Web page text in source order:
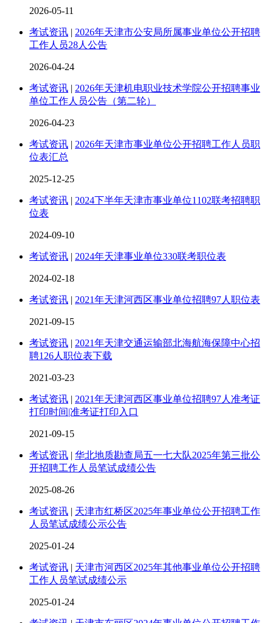
2026-05-11
考试资讯 | 2026年天津市公安局所属事业单位公开招聘
工作人员28人公告
2026-04-24
考试资讯 | 2026年天津机电职业技术学院公开招聘事业
单位工作人员公告（第二轮）
2026-04-23
考试资讯 | 2026年天津市事业单位公开招聘工作人员职
位表汇总
2025-12-25
考试资讯 | 2024下半年天津市事业单位1102联考招聘职
位表
2024-09-10
考试资讯 | 2024年天津事业单位330联考职位表
2024-02-18
考试资讯 | 2021年天津河西区事业单位招聘97人职位表
2021-09-15
考试资讯 | 2021年天津交通运输部北海航海保障中心招
聘126人职位表下载
2021-03-23
考试资讯 | 2021年天津河西区事业单位招聘97人准考证
打印时间|准考证打印入口
2021-09-15
考试资讯 | 华北地质勘查局五一七大队2025年第三批公
开招聘工作人员笔试成绩公告
2025-08-26
考试资讯 | 天津市红桥区2025年事业单位公开招聘工作
人员笔试成绩公示公告
2025-01-24
考试资讯 | 天津市河西区2025年其他事业单位公开招聘
工作人员笔试成绩公示
2025-01-24